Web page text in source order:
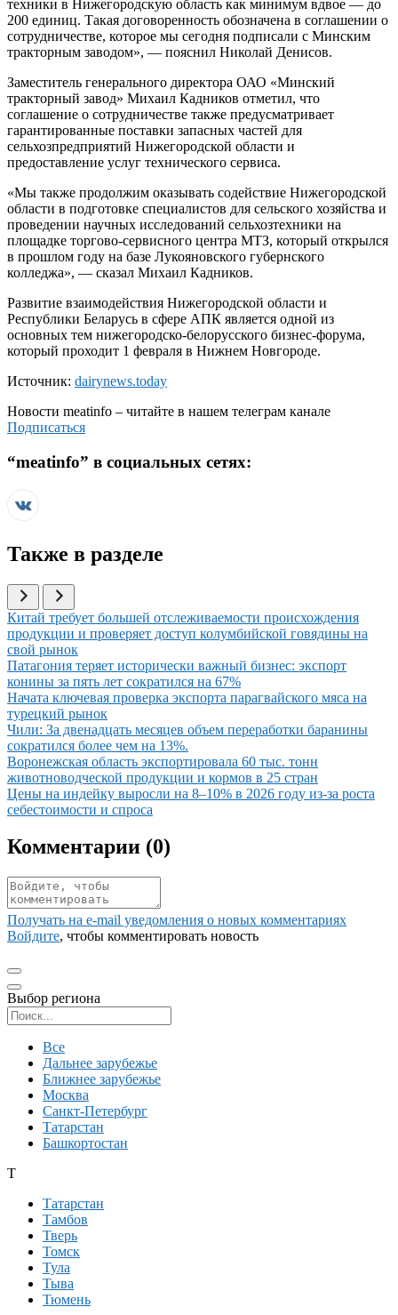
техники в Нижегородскую область как минимум вдвое — до
200 единиц. Такая договоренность обозначена в соглашении о
сотрудничестве, которое мы сегодня подписали с Минским
тракторным заводом», — пояснил Николай Денисов.
Заместитель генерального директора ОАО «Минский
тракторный завод» Михаил Кадников отметил, что
соглашение о сотрудничестве также предусматривает
гарантированные поставки запасных частей для
сельхозпредприятий Нижегородской области и
предоставление услуг технического сервиса.
«Мы также продолжим оказывать содействие Нижегородской
области в подготовке специалистов для сельского хозяйства и
проведении научных исследований сельхозтехники на
площадке торгово-сервисного центра МТЗ, который открылся
в прошлом году на базе Лукояновского губернского
колледжа», — сказал Михаил Кадников.
Развитие взаимодействия Нижегородской области и
Республики Беларусь в сфере АПК является одной из
основных тем нижегородско-белорусского бизнес-форума,
который проходит 1 февраля в Нижнем Новгороде.
Источник: dairynews.today
Новости meatinfo – читайте в нашем телеграм канале
Подписаться
“meatinfo” в социальных сетях:
Также в разделе
Иллюстрация новости
Китай требует большей отслеживаемости происхождения
продукции и проверяет доступ колумбийской говядины на
свой рынок
Иллюстрация новости
Патагония теряет исторически важный бизнес: экспорт
конины за пять лет сократился на 67%
Иллюстрация новости
Начата ключевая проверка экспорта парагвайского мяса на
турецкий рынок
Иллюстрация новости
Чили: За двенадцать месяцев объем переработки баранины
сократился более чем на 13%.
Иллюстрация новости
Воронежская область экспортировала 60 тыс. тонн
животноводческой продукции и кормов в 25 стран
Иллюстрация новости
Цены на индейку выросли на 8–10% в 2026 году из-за роста
себестоимости и спроса
Комментарии (0)
Получать на e‑mail уведомления о новых комментариях
Войдите, чтобы комментировать новость
Выбор региона
Все
Дальнее зарубежье
Ближнее зарубежье
Москва
Санкт-Петербург
Татарстан
Башкортостан
Т
Татарстан
Тамбов
Тверь
Томск
Тула
Тыва
Тюмень